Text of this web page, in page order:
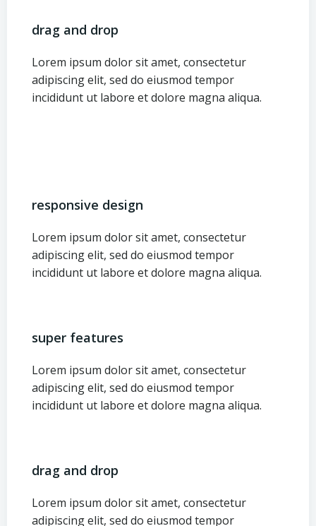
drag and drop
Lorem ipsum dolor sit amet, consectetur
adipiscing elit, sed do eiusmod tempor
incididunt ut labore et dolore magna aliqua.
responsive design
Lorem ipsum dolor sit amet, consectetur
adipiscing elit, sed do eiusmod tempor
incididunt ut labore et dolore magna aliqua.
super features
Lorem ipsum dolor sit amet, consectetur
adipiscing elit, sed do eiusmod tempor
incididunt ut labore et dolore magna aliqua.
drag and drop
Lorem ipsum dolor sit amet, consectetur
adipiscing elit, sed do eiusmod tempor